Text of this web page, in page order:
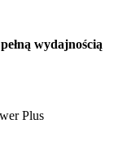
wydajnością
Plus